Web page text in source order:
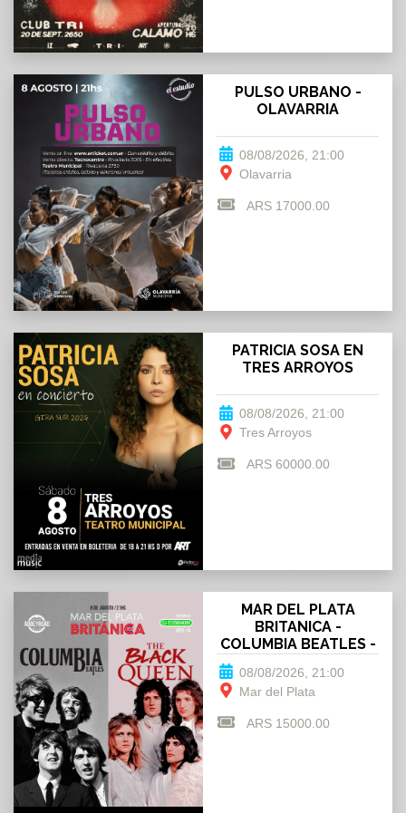
PULSO URBANO -
OLAVARRIA
08/08/2026, 21:00
Olavarria
ARS 17000.00
PATRICIA SOSA EN
TRES ARROYOS
08/08/2026, 21:00
Tres Arroyos
ARS 60000.00
MAR DEL PLATA
BRITANICA -
COLUMBIA BEATLES -
THE BLACK QUEEN
08/08/2026, 21:00
Mar del Plata
ARS 15000.00